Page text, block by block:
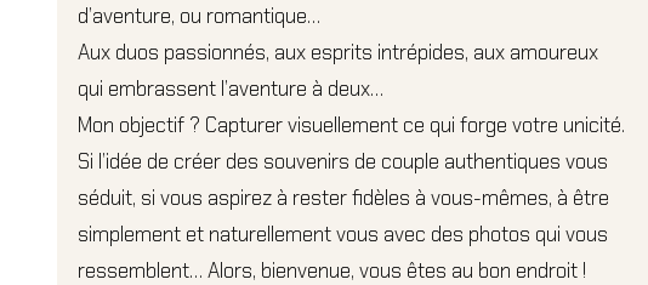
d’aventure, ou romantique…
Aux duos passionnés, aux esprits intrépides, aux amoureux
qui embrassent l’aventure à deux…
Mon objectif ? Capturer visuellement ce qui forge votre unicité.
Si l’idée de créer des souvenirs de couple authentiques vous
séduit, si vous aspirez à rester fidèles à vous-mêmes, à être
simplement et naturellement vous avec des photos qui vous
ressemblent… Alors, bienvenue, vous êtes au bon endroit !